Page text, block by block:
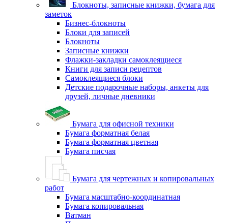
Блокноты, записные книжки, бумага для
заметок
Бизнес-блокноты
Блоки для записей
Блокноты
Записные книжки
Флажки-закладки самоклеящиеся
Книги для записи рецептов
Самоклеящиеся блоки
Детские подарочные наборы, анкеты для
друзей, личные дневники
Бумага для офисной техники
Бумага форматная белая
Бумага форматная цветная
Бумага писчая
Бумага для чертежных и копировальных
работ
Бумага масштабно-координатная
Бумага копировальная
Ватман